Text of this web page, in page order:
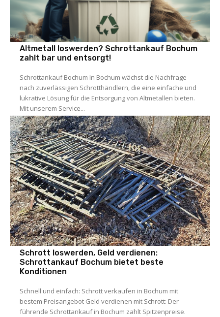
Allgemein
Altmetall loswerden? Schrottankauf Bochum
zahlt bar und entsorgt!
Schrottankauf Bochum In Bochum wächst die Nachfrage
nach zuverlässigen Schrotthändlern, die eine einfache und
lukrative Lösung für die Entsorgung von Altmetallen bieten.
Mit unserem Service...
Allgemein
Schrott loswerden, Geld verdienen:
Schrottankauf Bochum bietet beste
Konditionen
Schnell und einfach: Schrott verkaufen in Bochum mit
bestem Preisangebot Geld verdienen mit Schrott: Der
führende Schrottankauf in Bochum zahlt Spitzenpreise.